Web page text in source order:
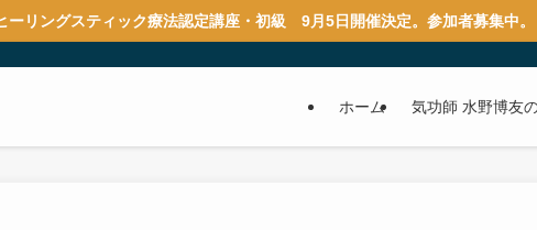
ーリングスティック療法認定講座・初級 9月5日開催決定。参加者募集中。
ホーム 気功師 水野博友